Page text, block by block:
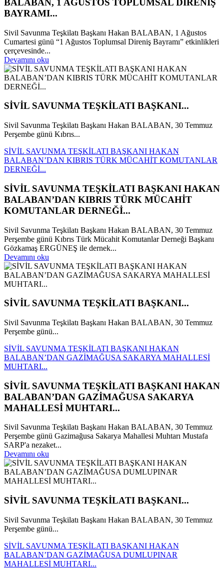
BALABAN, 1 AĞUSTOS TOPLUMSAL DİRENİŞ
BAYRAMI...
Sivil Savunma Teşkilatı Başkanı Hakan BALABAN, 1 Ağustos
Cumartesi günü “1 Ağustos Toplumsal Direniş Bayramı” etkinlikleri
çerçevesinde...
Devamını oku
SİVİL SAVUNMA TEŞKİLATI BAŞKANI...
Sivil Savunma Teşkilatı Başkanı Hakan BALABAN, 30 Temmuz
Perşembe günü Kıbrıs...
SİVİL SAVUNMA TEŞKİLATI BAŞKANI HAKAN
BALABAN’DAN KIBRIS TÜRK MÜCAHİT KOMUTANLAR
DERNEĞİ...
SİVİL SAVUNMA TEŞKİLATI BAŞKANI HAKAN
BALABAN’DAN KIBRIS TÜRK MÜCAHİT
KOMUTANLAR DERNEĞİ...
Sivil Savunma Teşkilatı Başkanı Hakan BALABAN, 30 Temmuz
Perşembe günü Kıbrıs Türk Mücahit Komutanlar Derneği Başkanı
Gözkamaş ERGÜNEŞ ile dernek...
Devamını oku
SİVİL SAVUNMA TEŞKİLATI BAŞKANI...
Sivil Savunma Teşkilatı Başkanı Hakan BALABAN, 30 Temmuz
Perşembe günü...
SİVİL SAVUNMA TEŞKİLATI BAŞKANI HAKAN
BALABAN’DAN GAZİMAĞUSA SAKARYA MAHALLESİ
MUHTARI...
SİVİL SAVUNMA TEŞKİLATI BAŞKANI HAKAN
BALABAN’DAN GAZİMAĞUSA SAKARYA
MAHALLESİ MUHTARI...
Sivil Savunma Teşkilatı Başkanı Hakan BALABAN, 30 Temmuz
Perşembe günü Gazimağusa Sakarya Mahallesi Muhtarı Mustafa
SARP'a nezaket...
Devamını oku
SİVİL SAVUNMA TEŞKİLATI BAŞKANI...
Sivil Savunma Teşkilatı Başkanı Hakan BALABAN, 30 Temmuz
Perşembe günü...
SİVİL SAVUNMA TEŞKİLATI BAŞKANI HAKAN
BALABAN’DAN GAZİMAĞUSA DUMLUPINAR
MAHALLESİ MUHTARI...